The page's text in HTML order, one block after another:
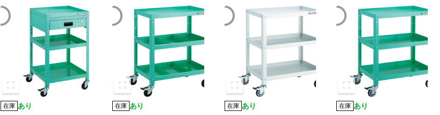
在庫 あり
在庫 あり
在庫 あり
在庫 あり